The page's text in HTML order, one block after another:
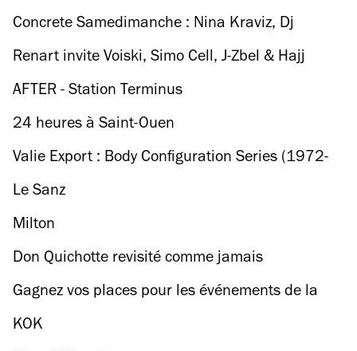
édition du festival Les Singuliers
Concrete Samedimanche : Nina Kraviz, Dj
Stingray, Tin Man, Sync24
Renart invite Voiski, Simo Cell, J-Zbel & Hajj
AFTER - Station Terminus
24 heures à Saint-Ouen
Valie Export : Body Configuration Series (1972-
82)
Le Sanz
Milton
Don Quichotte revisité comme jamais
Gagnez vos places pour les événements de la
Paris Cocktail Week !
KOK